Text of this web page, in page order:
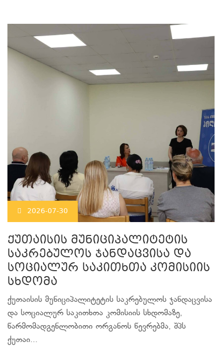
2026-07-30
ქუთაისის მუნიციპალიტეტის
საკრებულოს ჯანდაცვისა და
სოციალურ საკითხთა კომისიის
სხდომა
ქუთაისის მუნიციპალიტეტის საკრებულოს ჯანდაცვისა
და სოციალურ საკითხთა კომისიის სხდომაზე,
წარმომადგენლობითი ორგანოს წევრებმა, შპს
ქუთაი...